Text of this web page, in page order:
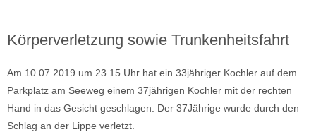
Körperverletzung sowie Trunkenheitsfahrt
Am 10.07.2019 um 23.15 Uhr hat ein 33jähriger Kochler auf dem
Parkplatz am Seeweg einem 37jährigen Kochler mit der rechten
Hand in das Gesicht geschlagen. Der 37Jährige wurde durch den
Schlag an der Lippe verletzt.